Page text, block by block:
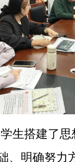
生搭建了
、明确努力